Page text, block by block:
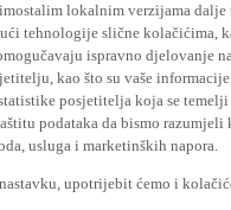
lokalnim verzijama
tehnologije slične kolačićima,
ispravno djelovanje
kao što su vaše
posjetitelja koja se
podataka da bismo
usluga i marketinških napora.
upotrijebit ćemo i